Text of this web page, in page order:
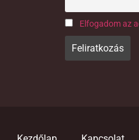
Elfogadom az